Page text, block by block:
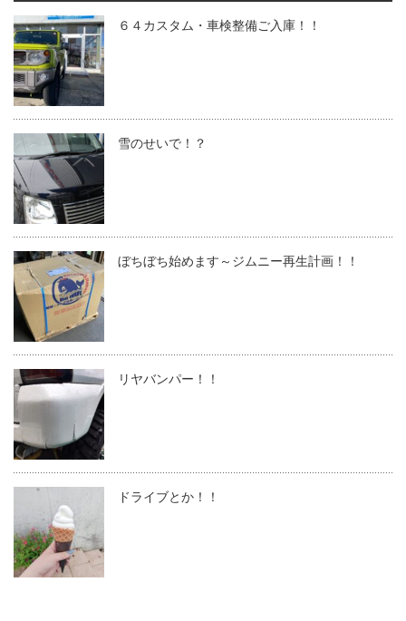
６４カスタム・車検整備ご入庫！！
雪のせいで！？
ぼちぼち始めます～ジムニー再生計画！！
リヤバンパー！！
ドライブとか！！